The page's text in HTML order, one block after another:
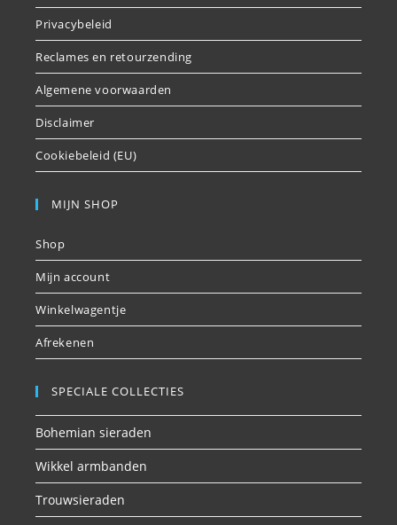
Privacybeleid
Reclames en retourzending
Algemene voorwaarden
Disclaimer
Cookiebeleid (EU)
MIJN SHOP
Shop
Mijn account
Winkelwagentje
Afrekenen
SPECIALE COLLECTIES
Bohemian sieraden
Wikkel armbanden
Trouwsieraden